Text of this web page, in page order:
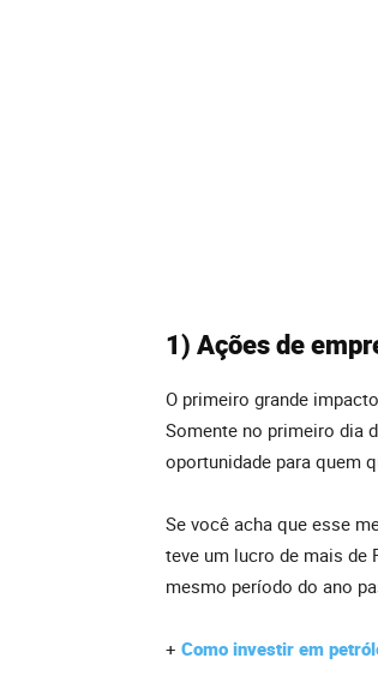
1) Ações de
O primeiro grande
Somente no primeiro dia
oportunidade para quem
Se você acha que esse
teve um lucro de mais de
mesmo período do ano
+ Como investir em